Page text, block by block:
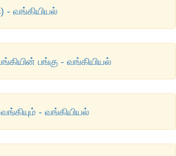
- வங்கியியல்
பங்கு - வங்கியியல்
- வங்கியியல்